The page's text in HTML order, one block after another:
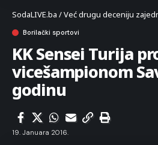
SodaLIVE.ba / Već drugu deceniju
Borilački sportovi
KK Sensei Turija
vicešampionom
godinu
19. Januara 2016.